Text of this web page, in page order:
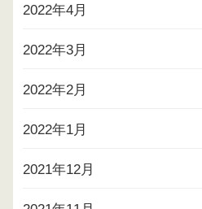
2022年4月
2022年3月
2022年2月
2022年1月
2021年12月